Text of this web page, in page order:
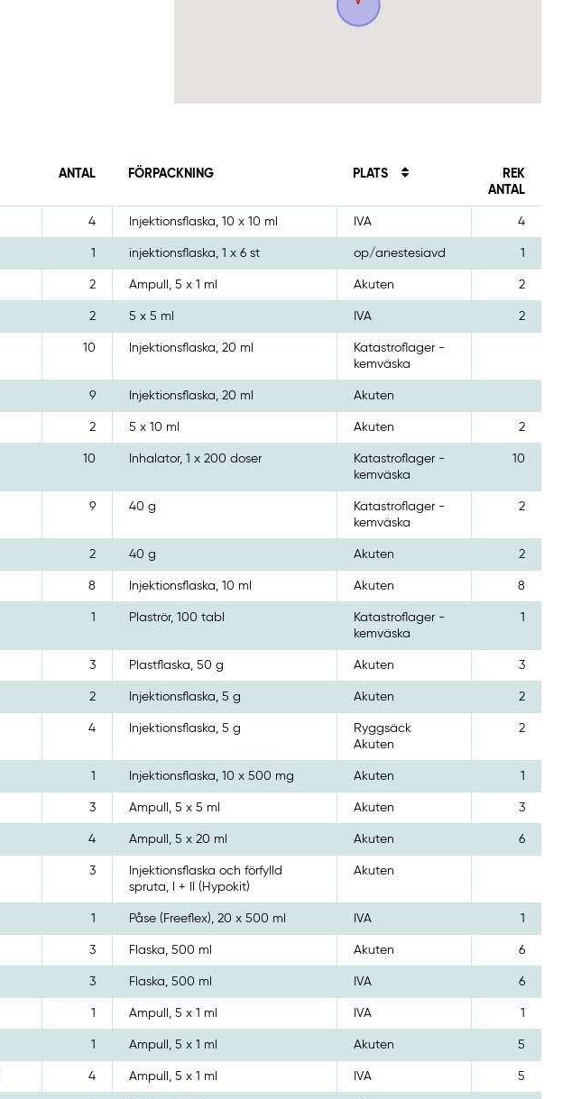
ANTAL FÖRPACKNING PLATS
REK
ANTAL
4 Injektionsflaska, 10 x 10 ml IVA 4
1 injektionsflaska, 1 x 6 st op/anestesiavd 1
2 Ampull, 5 x 1 ml Akuten 2
2 5 x 5 ml IVA 2
10 Injektionsflaska, 20 ml
Katastroflager -
kemväska
9 Injektionsflaska, 20 ml Akuten
2 5 x 10 ml Akuten 2
10 Inhalator, 1 x 200 doser
Katastroflager -
kemväska
10
9 40 g
Katastroflager -
kemväska
2
2 40 g Akuten 2
8 Injektionsflaska, 10 ml Akuten 8
1 Plaströr, 100 tabl
Katastroflager -
kemväska
1
3 Plastflaska, 50 g Akuten 3
2 Injektionsflaska, 5 g Akuten 2
4 Injektionsflaska, 5 g
Ryggsäck
Akuten
2
1 Injektionsflaska, 10 x 500 mg Akuten 1
3 Ampull, 5 x 5 ml Akuten 3
4 Ampull, 5 x 20 ml Akuten 6
3
Injektionsflaska och förfylld
spruta, I + II (Hypokit)
Akuten
1 Påse (Freeflex), 20 x 500 ml IVA 1
3 Flaska, 500 ml Akuten 6
3 Flaska, 500 ml IVA 6
1 Ampull, 5 x 1 ml IVA 1
1 Ampull, 5 x 1 ml Akuten 5
4 Ampull, 5 x 1 ml IVA 5